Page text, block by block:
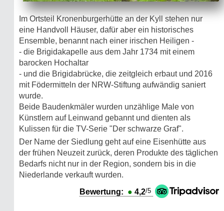
Im Ortsteil Kronenburgerhütte an der Kyll stehen nur
eine Handvoll Häuser, dafür aber ein historisches
Ensemble, benannt nach einer irischen Heiligen -
- die Brigidakapelle aus dem Jahr 1734 mit einem
barocken Hochaltar
- und die Brigidabrücke, die zeitgleich erbaut und 2016
mit Födermitteln der NRW-Stiftung aufwändig saniert
wurde.
Beide Baudenkmäler wurden unzählige Male von
Künstlern auf Leinwand gebannt und dienten als
Kulissen für die TV-Serie "Der schwarze Graf".
Der Name der Siedlung geht auf eine Eisenhütte aus
der frühen Neuzeit zurück, deren Produkte des täglichen
Bedarfs nicht nur in der Region, sondern bis in die
Niederlande verkauft wurden.
Bewertung: ● 4,2/5